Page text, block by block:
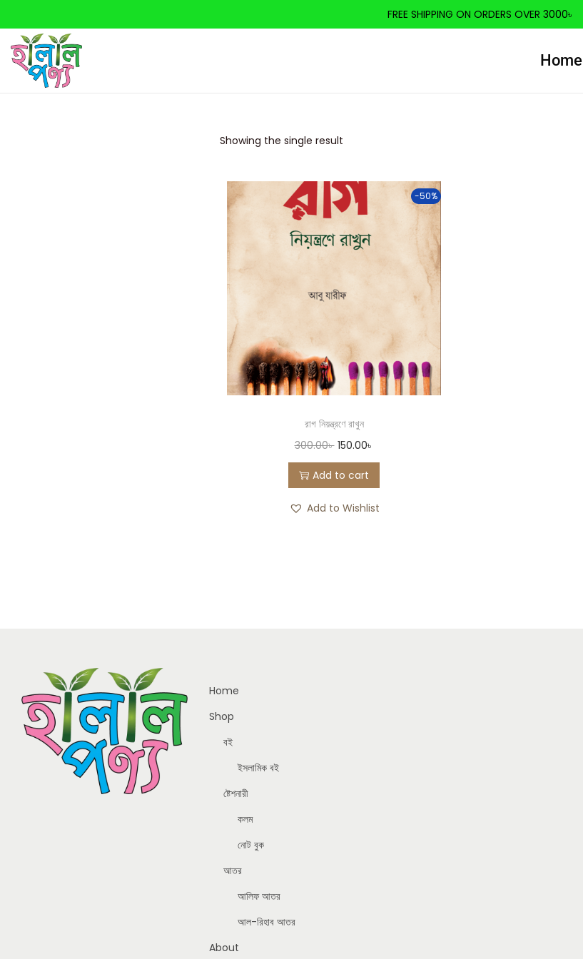
FREE SHIPPING ON ORDERS OVER 3000৳
Home
Showing the single result
-50%
রাগ নিয়ন্ত্রণে রাখুন
300.00৳ 150.00৳
Add to cart
Add to Wishlist
Home
Shop
বই
ইসলামিক বই
ষ্টেশনারী
কলম
নোট বুক
আতর
আলিফ আতর
আল-রিহাব আতর
About